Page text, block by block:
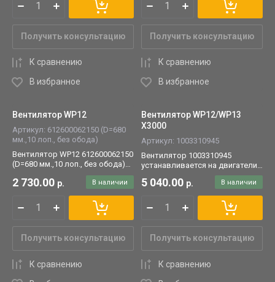
Получить консультацию
К сравнению
В избранное
Получить консультацию
К сравнению
В избранное
Вентилятор WP12
Артикул: 612600062150 (D=680
мм.,10 лоп., без обода)
Вентилятор WP12 612600062150
(D=680 мм.,10 лоп., без обода)
устанавливается на двигатели
WP12.
В наличии
2 730.00 р.
Получить консультацию
К сравнению
Вентилятор WP12/WP13
Х3000
Артикул: 1003310945
Вентилятор 1003310945
устанавливается на двигатели
В наличии
5 040.00 р.
Получить консультацию
К сравнению